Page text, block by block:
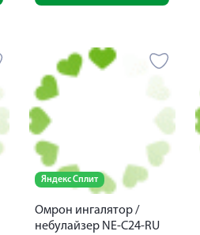
Яндекс Сплит
Омрон ингалятор /
небулайзер NE-С24-RU